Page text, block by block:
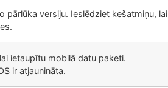
pārlūka versiju. Ieslēdziet kešatmiņu, lai
ietaupītu mobilā datu paketi.
ir atjaunināta.